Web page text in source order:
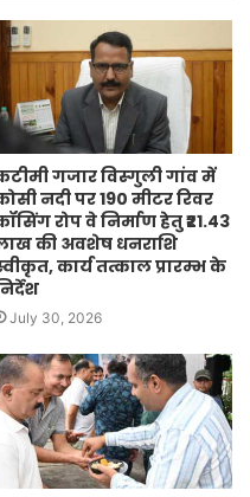
गजार विस्गुली गांव में
नदी पर 190 मीटर रिवर
रोप वे निर्माण हेतु ₹21.43
की अवशेष धनराशि
कार्य तत्काल प्रारम्भ के
July 30, 2026